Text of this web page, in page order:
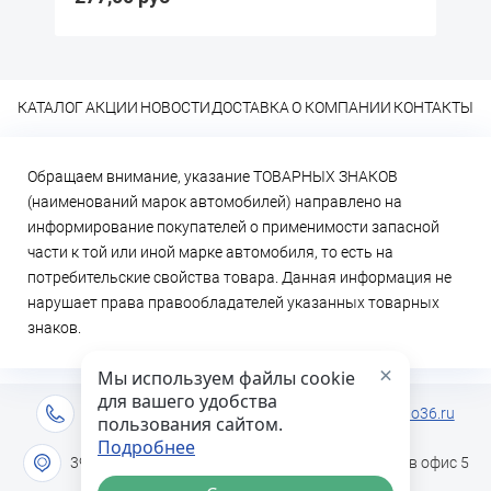
КАТАЛОГАКЦИИ НОВОСТИДОСТАВКА О КОМПАНИИ КОНТАКТЫ
Обращаем внимание, указание ТОВАРНЫХ ЗНАКОВ
(наименований марок автомобилей) направлено на
информирование покупателей о применимости запасной
части к той или иной марке автомобиля, то есть на
потребительские свойства товара. Данная информация не
нарушает права правообладателей указанных товарных
знаков.
+7 (473) 2-333-717 info@lideravto36.ru
394051 г. Воронеж, ул. Героев Сибиряков дом 1в офис 5
Мы используем файлы cookie
для вашего удобства
пользования сайтом.
Подробнее
×